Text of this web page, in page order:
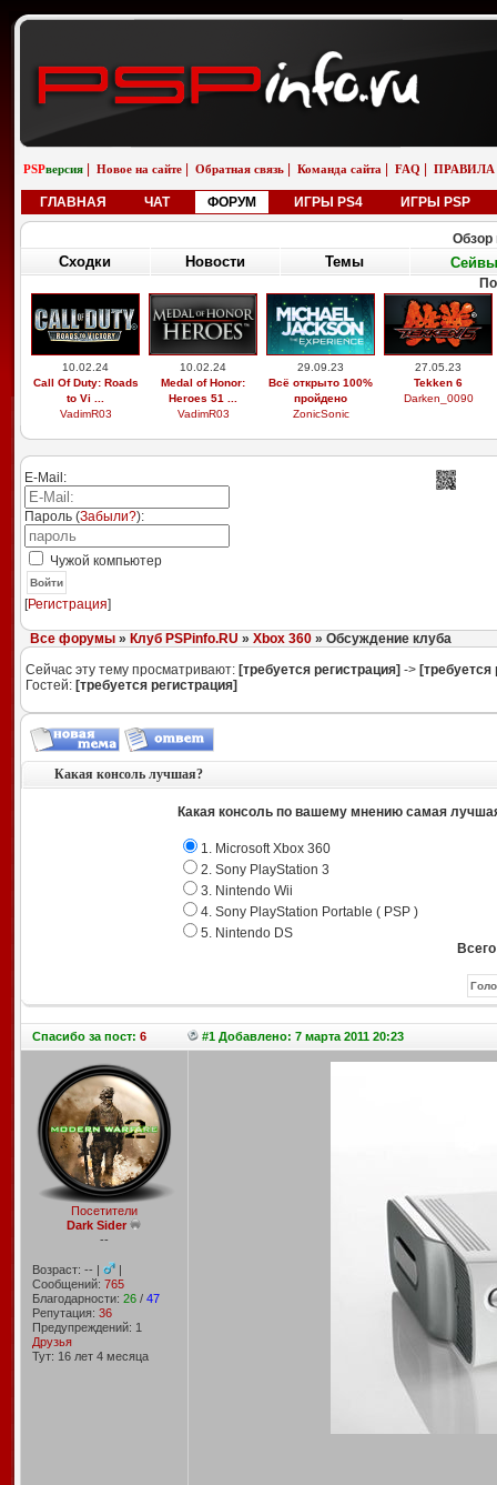
PSPверсия Новое на сайте Обратная связь Команда сайта FAQ ПРАВИЛА
ГЛАВНАЯ ЧАТ ФОРУМ ИГРЫ PS4 ИГРЫ PSP
Обзор
Сходки Новости Темы Сейвы
10.02.24
Call Of Duty: Roads
to Vi ...
VadimR03
10.02.24
Medal of Honor:
Heroes 51 ...
VadimR03
29.09.23
Всё открыто 100%
пройдено
ZonicSonic
27.05.23
Tekken 6
Darken_0090
E-Mail:
Пароль (Забыли?):
Чужой компьютер
Войти
[Регистрация]
Все форумы» Клуб PSPinfo.RU » Xbox 360» Обсуждение клуба
Сейчас эту тему просматривают: [требуется регистрация] -> [требуется
Гостей: [требуется регистрация]
Какая консоль лучшая?
Какая консоль по вашему мнению самая
1. Microsoft Xbox 360
2. Sony PlayStation 3
3. Nintendo Wii
4. Sony PlayStation Portable ( PSP )
5. Nintendo DS
Спасибоза пост: 6 #1 Добавлено: 7 марта 2011 20:23
Посетители
Dark Sider
--
Возраст: -- |
|
Сообщений: 765
Благодарности: 26/ 47
Репутация: 36
Предупреждений: 1
Друзья
Тут: 16 лет 4 месяцa